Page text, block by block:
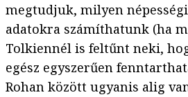
megtudjuk, milyen
adatokra számíthatunk (ha
Tolkiennél is feltűnt neki,
egész egyszerűen
Rohan között ugyanis alig